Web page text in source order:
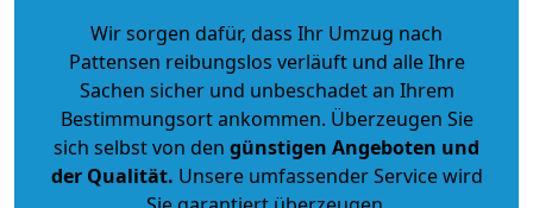
Wir sorgen dafür, dass Ihr Umzug nach
Pattensen reibungslos verläuft und alle Ihre
Sachen sicher und unbeschadet an Ihrem
Bestimmungsort ankommen. Überzeugen Sie
sich selbst von den günstigen Angeboten und
der Qualität. Unsere umfassender Service wird